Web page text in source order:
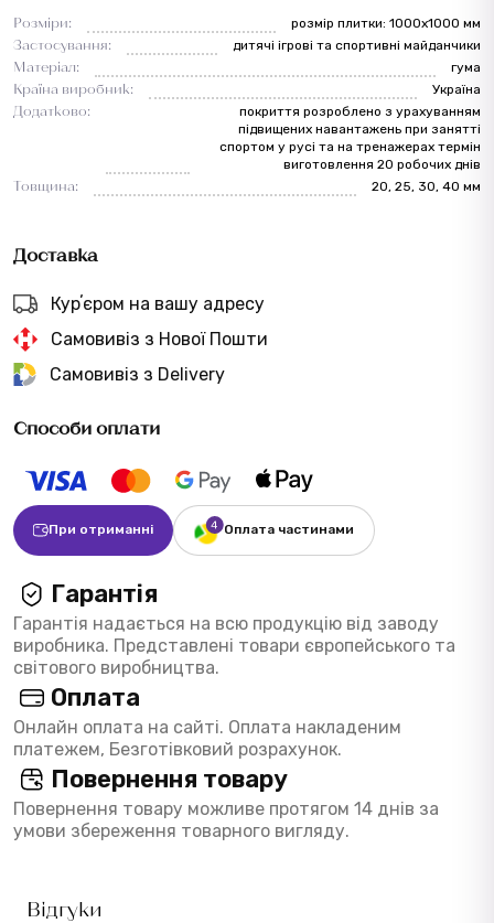
Розміри:
розмір плитки: 1000х1000 мм
Застосування:
дитячі ігрові та спортивні майданчики
Матеріал:
гума
Країна виробник:
Україна
Додатково:
покриття розроблено з урахуванням
підвищених навантажень при занятті
спортом у русі та на тренажерах термін
виготовлення 20 робочих днів
Товщина:
20, 25, 30, 40 мм
Доставка
Курʼєром на вашу адресу
Самовивіз з Нової Пошти
Самовивіз з Delivery
Способи оплати
При отриманні Оплата частинами
Гарантія
Гарантія надається на всю продукцію від заводу
виробника. Представлені товари європейського та
світового виробництва.
Оплата
Онлайн оплата на сайті. Оплата накладеним
платежем, Безготівковий розрахунок.
Повернення товару
Повернення товару можливе протягом 14 днів за
умови збереження товарного вигляду.
Відгуки